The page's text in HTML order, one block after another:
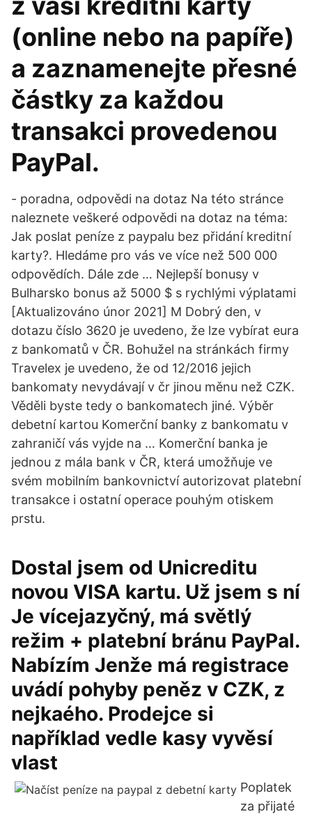
(online nebo na papíře)
a zaznamenejte přesné
částky za každou
transakci provedenou
PayPal.
- poradna, odpovědi na dotaz Na této stránce
naleznete veškeré odpovědi na dotaz na téma:
Jak poslat peníze z paypalu bez přidání kreditní
karty?. Hledáme pro vás ve více než 500 000
odpovědích. Dále zde … Nejlepší bonusy v
Bulharsko bonus až 5000 $ s rychlými výplatami
[Aktualizováno únor 2021] M Dobrý den, v
dotazu číslo 3620 je uvedeno, že lze vybírat eura
z bankomatů v ČR. Bohužel na stránkách firmy
Travelex je uvedeno, že od 12/2016 jejich
bankomaty nevydávají v čr jinou měnu než CZK.
Věděli byste tedy o bankomatech jiné. Výběr
debetní kartou Komerční banky z bankomatu v
zahraničí vás vyjde na … Komerční banka je
jednou z mála bank v ČR, která umožňuje ve
svém mobilním bankovnictví autorizovat platební
transakce i ostatní operace pouhým otiskem
prstu.
Dostal jsem od Unicreditu
novou VISA kartu. Už jsem s ní
Je vícejazyčný, má světlý
režim + platební bránu PayPal.
Nabízím Jenže má registrace
uvádí pohyby peněz v CZK, z
nejkaého. Prodejce si
například vedle kasy vyvěsí
vlast
Poplatek
za přijaté